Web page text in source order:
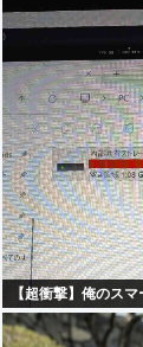
【超衝撃】俺のス